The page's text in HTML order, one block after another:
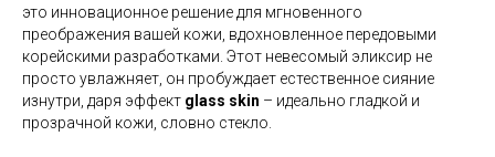
это инновационное решение для мгновенного
преображения вашей кожи, вдохновленное передовыми
корейскими разработками. Этот невесомый эликсир не
просто увлажняет, он пробуждает естественное сияние
изнутри, даря эффект glass skin – идеально гладкой и
прозрачной кожи, словно стекло.